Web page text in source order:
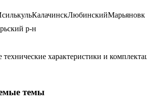
р-н
характеристики и
темы